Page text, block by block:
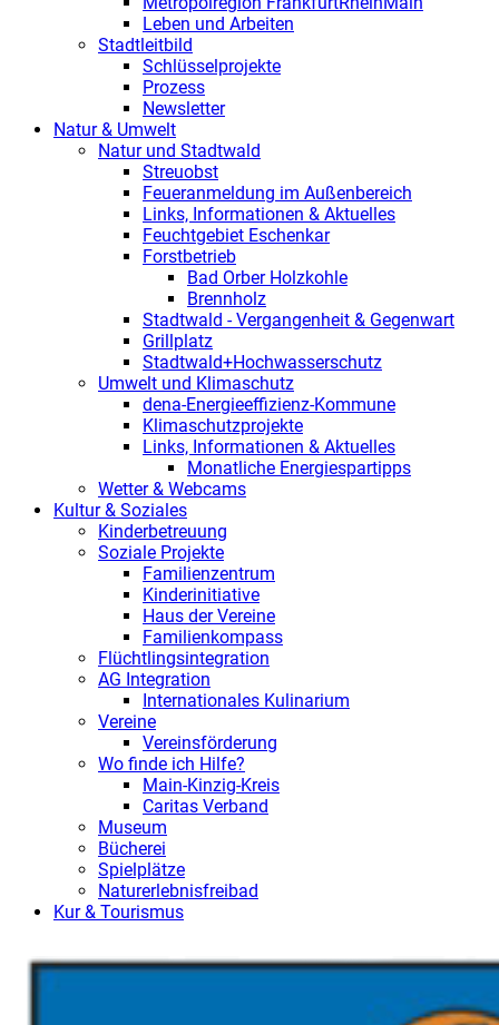
Leben und Arbeiten
Stadtleitbild
Schlüsselprojekte
Prozess
Newsletter
Natur & Umwelt
Natur und Stadtwald
Streuobst
Feueranmeldung im Außenbereich
Links, Informationen & Aktuelles
Feuchtgebiet Eschenkar
Forstbetrieb
Bad Orber Holzkohle
Brennholz
Stadtwald - Vergangenheit & Gegenwart
Grillplatz
Stadtwald+Hochwasserschutz
Umwelt und Klimaschutz
dena-Energieeffizienz-Kommune
Klimaschutzprojekte
Links, Informationen & Aktuelles
Monatliche Energiespartipps
Wetter & Webcams
Kultur & Soziales
Kinderbetreuung
Soziale Projekte
Familienzentrum
Kinderinitiative
Haus der Vereine
Familienkompass
Flüchtlingsintegration
AG Integration
Internationales Kulinarium
Vereine
Vereinsförderung
Wo finde ich Hilfe?
Main-Kinzig-Kreis
Caritas Verband
Museum
Bücherei
Spielplätze
Naturerlebnisfreibad
Kur & Tourismus